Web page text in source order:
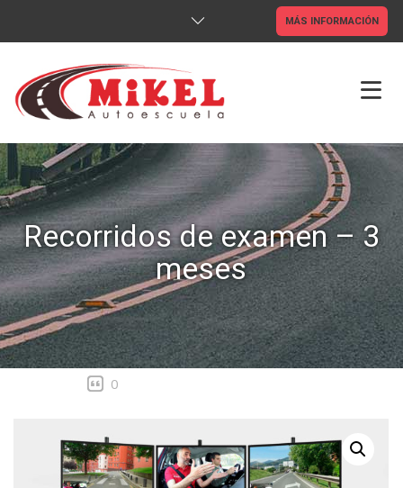
MÁS INFORMACIÓN
INICIO
TIENDA ONLINE
CLASES ONLINE
CARNETS
CAP
ADR
CALENDARIO DE CURSOS
Recorridos de examen – 3
meses
0